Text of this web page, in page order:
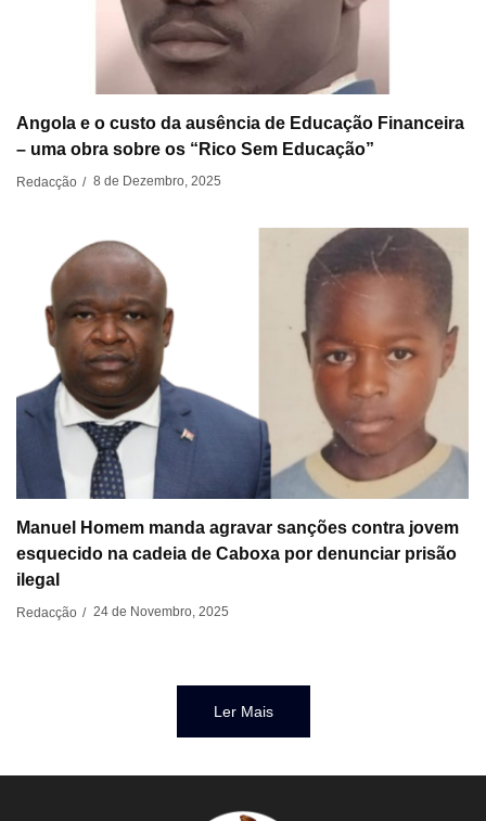
Angola e o custo da ausência de Educação Financeira
– uma obra sobre os “Rico Sem Educação”
Redacção / 8 de Dezembro, 2025
Manuel Homem manda agravar sanções contra jovem
esquecido na cadeia de Caboxa por denunciar prisão
ilegal
Redacção / 24 de Novembro, 2025
Ler Mais